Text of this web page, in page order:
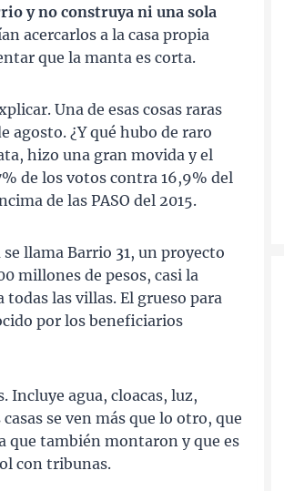
y no construya ni una sola
acercarlos a la casa propia
que la manta es corta.
Una de esas cosas raras
agosto. ¿Y qué hubo de raro
hizo una gran movida y el
de los votos contra 16,9% del
de las PASO del 2015.
se llama Barrio 31, un proyecto
millones de pesos, casi la
las villas. El grueso para
por los beneficiarios
Incluye agua, cloacas, luz,
se ven más que lo otro, que
que también montaron y que es
con tribunas.